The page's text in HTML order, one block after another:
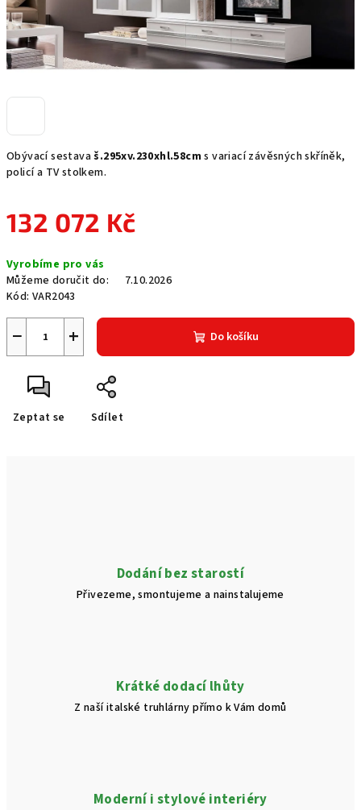
Obývací sestavaš.295xv.230xhl.58cm s variací závěsných skříněk,
policí a TV stolkem.
132 072 Kč
cena:
Vyrobíme pro vás
Můžeme doručit do:
7.10.2026
Kód: VAR2043
+
− Do košíku
Zeptat se Sdílet
Dodání bez starostí
Přivezeme, smontujeme a nainstalujeme
Krátké dodací lhůty
Z naší italské truhlárny přímo k Vám domů
Moderní i stylové interiéry